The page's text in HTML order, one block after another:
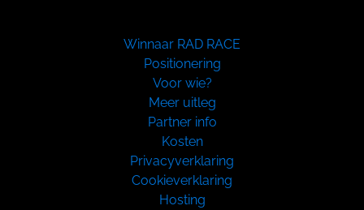
Winnaar RAD RACE
Positionering
Voor wie?
Meer uitleg
Partner info
Kosten
Privacyverklaring
Cookieverklaring
Hosting